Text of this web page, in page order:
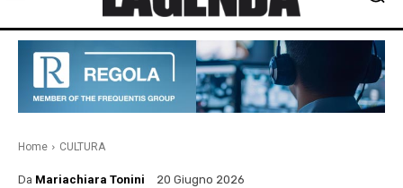
Home CULTURA
Da Mariachiara Tonini 20 Giugno 2026